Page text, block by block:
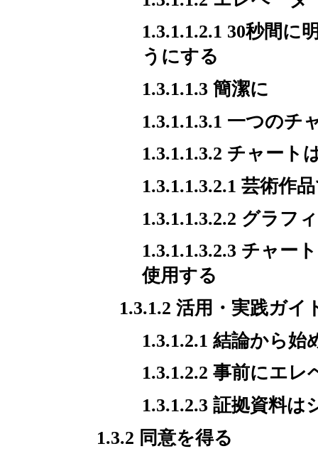
1.3.1.1.2.1 30秒間
うにする
1.3.1.1.3 簡潔に
1.3.1.1.3.1 一つのチ
1.3.1.1.3.2 チャート
1.3.1.1.3.2.1 芸術作
1.3.1.1.3.2.2 グラフ
1.3.1.1.3.2.3 チャー
使用する
1.3.1.2 活用・実践ガイ
1.3.1.2.1 結論から始
1.3.1.2.2 事前にエ
1.3.1.2.3 証拠資料
1.3.2 同意を得る